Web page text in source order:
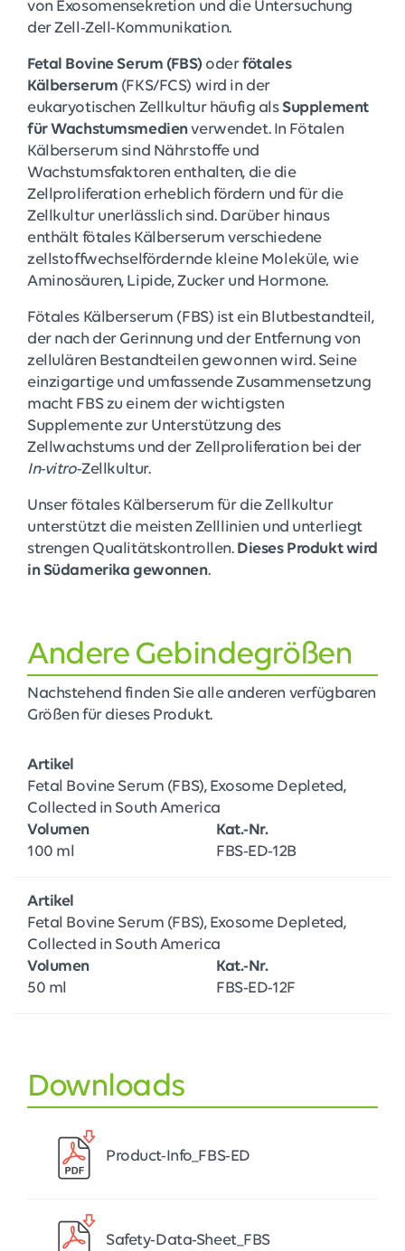
von Exosomensekretion und die Untersuchung
der Zell-Zell-Kommunikation.
Fetal Bovine Serum (FBS)oderfötales
Kälberserum (FKS/FCS) wird in der
eukaryotischen Zellkultur häufig alsSupplement
für Wachstumsmedienverwendet. In Fötalen
Kälberserum sind Nährstoffe und
Wachstumsfaktoren enthalten, die die
Zellproliferation erheblich fördern und für die
Zellkultur unerlässlich sind. Darüber hinaus
enthält fötales Kälberserum verschiedene
zellstoffwechselfördernde kleine Moleküle, wie
Aminosäuren, Lipide, Zucker und Hormone.
Fötales Kälberserum (FBS) ist ein Blutbestandteil,
der nach der Gerinnung und der Entfernung von
zellulären Bestandteilen gewonnen wird. Seine
einzigartige und umfassende Zusammensetzung
macht FBS zu einem der wichtigsten
Supplemente zur Unterstützung des
Zellwachstums und der Zellproliferation bei der
In-vitro-Zellkultur.
Unser fötales Kälberserum für die Zellkultur
unterstützt die meisten Zelllinien und unterliegt
strengen Qualitätskontrollen. Dieses Produkt wird
in Südamerika gewonnen.
Andere Gebindegrößen
Nachstehend finden Sie alle anderen verfügbaren
Größen für dieses Produkt.
Artikel
Fetal Bovine Serum (FBS), Exosome Depleted,
Collected in South America
Volumen
100 ml
Kat.-Nr.
FBS-ED-12B
Artikel
Fetal Bovine Serum (FBS), Exosome Depleted,
Collected in South America
Volumen
50 ml
Kat.-Nr.
FBS-ED-12F
Downloads
Product-Info_FBS-ED
Safety-Data-Sheet_FBS